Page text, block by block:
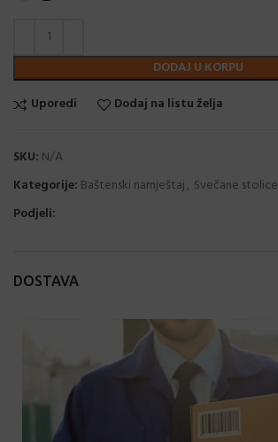
DODAJ U KORPU
Uporedi
Dodaj na listu želja
SKU: N/A
Kategorije: Baštenski namještaj, Svečane stolice
Podjeli:
DOSTAVA